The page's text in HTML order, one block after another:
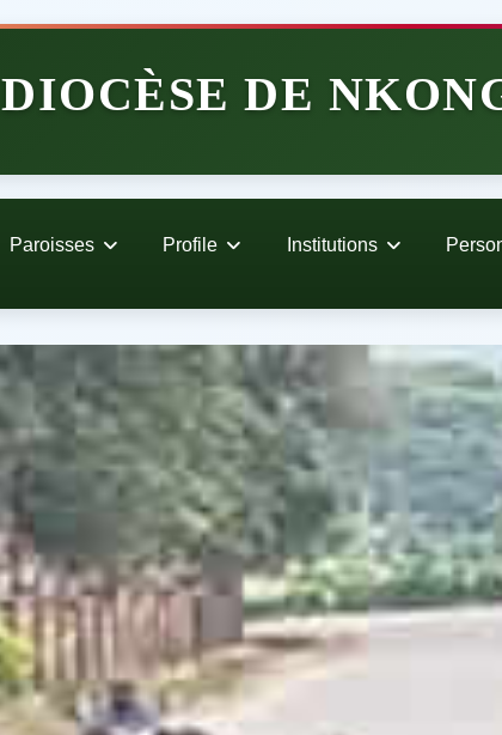
DIOCÈSE DE
Paroisses Profile Institutions